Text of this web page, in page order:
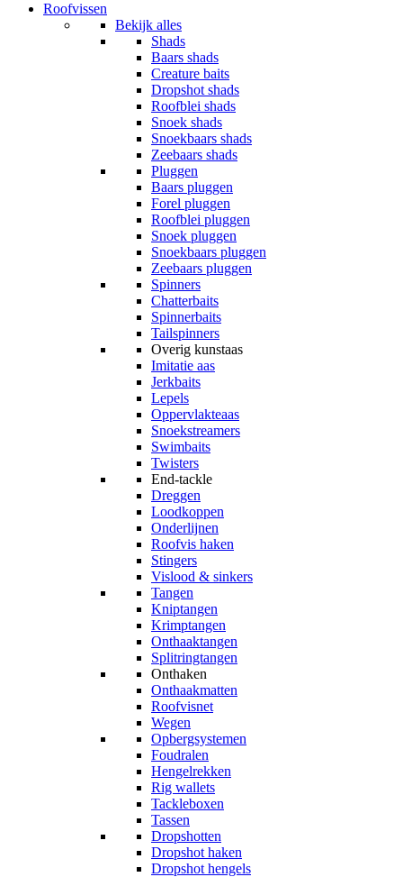
Roofvissen
Bekijk alles
Shads
Baars shads
Creature baits
Dropshot shads
Roofblei shads
Snoek shads
Snoekbaars shads
Zeebaars shads
Pluggen
Baars pluggen
Forel pluggen
Roofblei pluggen
Snoek pluggen
Snoekbaars pluggen
Zeebaars pluggen
Spinners
Chatterbaits
Spinnerbaits
Tailspinners
Overig kunstaas
Imitatie aas
Jerkbaits
Lepels
Oppervlakteaas
Snoekstreamers
Swimbaits
Twisters
End-tackle
Dreggen
Loodkoppen
Onderlijnen
Roofvis haken
Stingers
Vislood & sinkers
Tangen
Kniptangen
Krimptangen
Onthaaktangen
Splitringtangen
Onthaken
Onthaakmatten
Roofvisnet
Wegen
Opbergsystemen
Foudralen
Hengelrekken
Rig wallets
Tackleboxen
Tassen
Dropshotten
Dropshot haken
Dropshot hengels